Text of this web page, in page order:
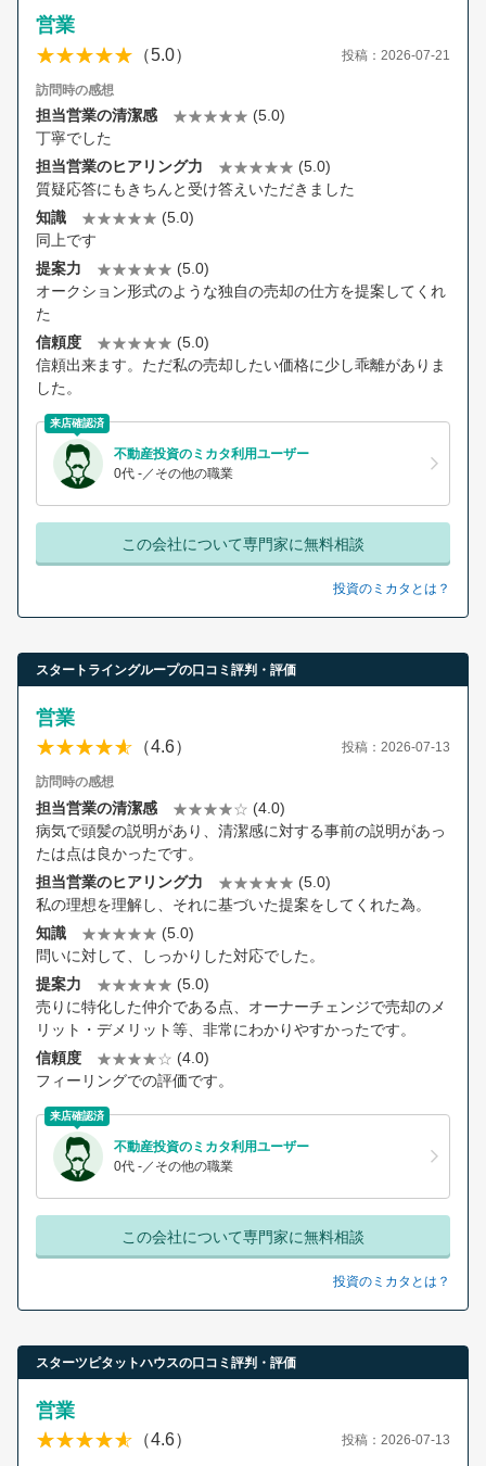
営業
（5.0） 投稿：2026-07-21
訪問時の感想
担当営業の清潔感
(5.0)
丁寧でした
担当営業のヒアリング力
(5.0)
質疑応答にもきちんと受け答えいただきました
知識
(5.0)
同上です
提案力
(5.0)
オークション形式のような独自の売却の仕方を提案してくれ
た
信頼度
(5.0)
信頼出来ます。ただ私の売却したい価格に少し乖離がありま
した。
来店確認済
不動産投資のミカタ利用ユーザー
0代 -／その他の職業
この会社について専門家に無料相談
投資のミカタとは？
スタートライングループの口コミ評判・評価
営業
（4.6） 投稿：2026-07-13
訪問時の感想
担当営業の清潔感
(4.0)
病気で頭髪の説明があり、清潔感に対する事前の説明があっ
たは点は良かったです。
担当営業のヒアリング力
(5.0)
私の理想を理解し、それに基づいた提案をしてくれた為。
知識
(5.0)
問いに対して、しっかりした対応でした。
提案力
(5.0)
売りに特化した仲介である点、オーナーチェンジで売却のメ
リット・デメリット等、非常にわかりやすかったです。
信頼度
(4.0)
フィーリングでの評価です。
来店確認済
不動産投資のミカタ利用ユーザー
0代 -／その他の職業
この会社について専門家に無料相談
投資のミカタとは？
スターツピタットハウスの口コミ評判・評価
営業
（4.6） 投稿：2026-07-13